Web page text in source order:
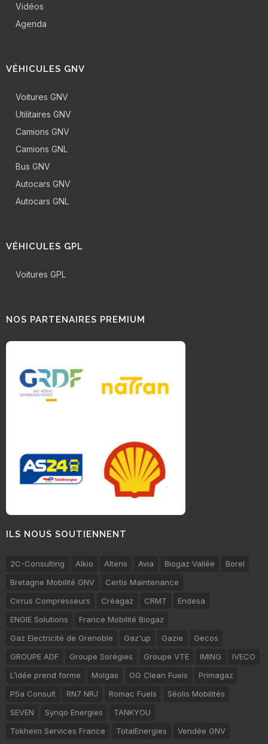
Vidéos
Agenda
VÉHICULES GNV
Voitures GNV
Utilitaires GNV
Camions GNV
Camions GNL
Bus GNV
Autocars GNV
Autocars GNL
VÉHICULES GPL
Voitures GPL
NOS PARTENAIRES PREMIUM
ILS NOUS SOUTIENNENT
2C-Consulting Alkio Altens Avia Biogaz Vallée
Borel
Bretagne Mobilité GNV
Certis Maintenance
Cirrus Compresseurs
Créagaz CRMT
Endesa
ENGIE Solutions
France Mobilité Biogaz
Gaz Electricité de Grenoble
Gaz'up Gazie
Gecos
GROUPE ADF
Groupe Sorégies Groupe VTE IMING
IVECO
L’idée prend forme
Molgas OG Clean Fuels
Primagaz
PSa Consult
RN7 NRJ Romac Fuels
Séolis Mobilités
SEVEN
Synqo Energies
TANKYOU
Tokheim Services France
TotalEnergies Vendée GNV